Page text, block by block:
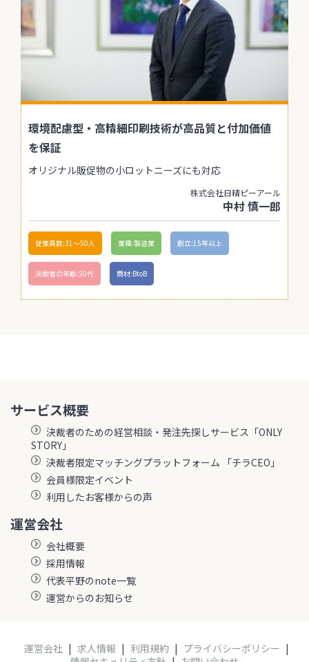
環境配慮型・高精細印刷技術が高品質と付加価値
を保証
オリジナル販促物の小ロットニーズにも対応
株式会社日精ピーアール
中村 慎一郎
従業員数:31〜50人 業種:製造業 創立:15年以上
決裁者の年齢:50代 商材:BtoB
サービス概要
決裁者のための経営相談・発注先探しサービス「ONLY
STORY」
決裁者限定マッチングプラットフォーム 「チラCEO」
会員様限定イベント
利用したお客様からの声
運営会社
会社概要
採用情報
代表平野のnote一覧
運営からのお知らせ
運営会社 | 求人情報 | 利用規約 | プライバシーポリシー |